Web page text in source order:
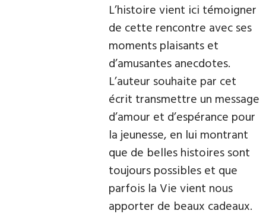
L’histoire vient ici témoigner
de cette rencontre avec ses
moments plaisants et
d’amusantes anecdotes.
L’auteur souhaite par cet
écrit transmettre un message
d’amour et d’espérance pour
la jeunesse, en lui montrant
que de belles histoires sont
toujours possibles et que
parfois la Vie vient nous
apporter de beaux cadeaux.